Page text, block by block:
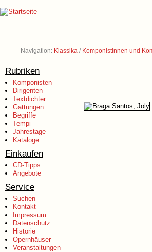
Navigation: Klassika / Komponistinnen und
Rubriken
Komponisten
Dirigenten
Textdichter
Gattungen
Begriffe
Tempi
Jahrestage
Kataloge
Einkaufen
CD-Tipps
Angebote
Service
Suchen
Kontakt
Impressum
Datenschutz
Historie
Opernhäuser
Veranstaltungen